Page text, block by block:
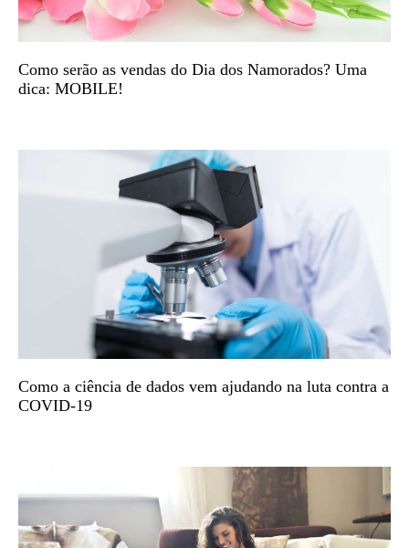
Como serão as vendas do Dia dos Namorados? Uma
dica: MOBILE!
Como a ciência de dados vem ajudando na luta contra a
COVID-19